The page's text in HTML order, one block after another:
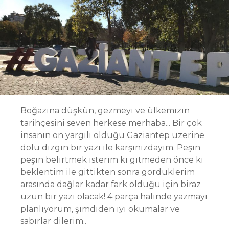
Boğazına düşkün, gezmeyi ve ülkemizin
tarihçesini seven herkese merhaba... Bir çok
insanın ön yargılı olduğu Gaziantep üzerine
dolu dizgin bir yazı ile karşınızdayım. Peşin
peşin belirtmek isterim ki gitmeden önce ki
beklentim ile gittikten sonra gördüklerim
arasında dağlar kadar fark olduğu için biraz
uzun bir yazı olacak! 4 parça halinde yazmayı
planlıyorum, şimdiden iyi okumalar ve
sabırlar dilerim..